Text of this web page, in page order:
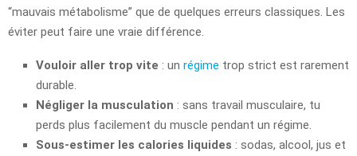
“mauvais métabolisme” que de quelques erreurs classiques. Les
éviter peut faire une vraie différence.
Vouloir aller trop vite : un régime trop strict est rarement
durable.
Négliger la musculation : sans travail musculaire, tu
perds plus facilement du muscle pendant un régime.
Sous-estimer les calories liquides : sodas, alcool, jus et